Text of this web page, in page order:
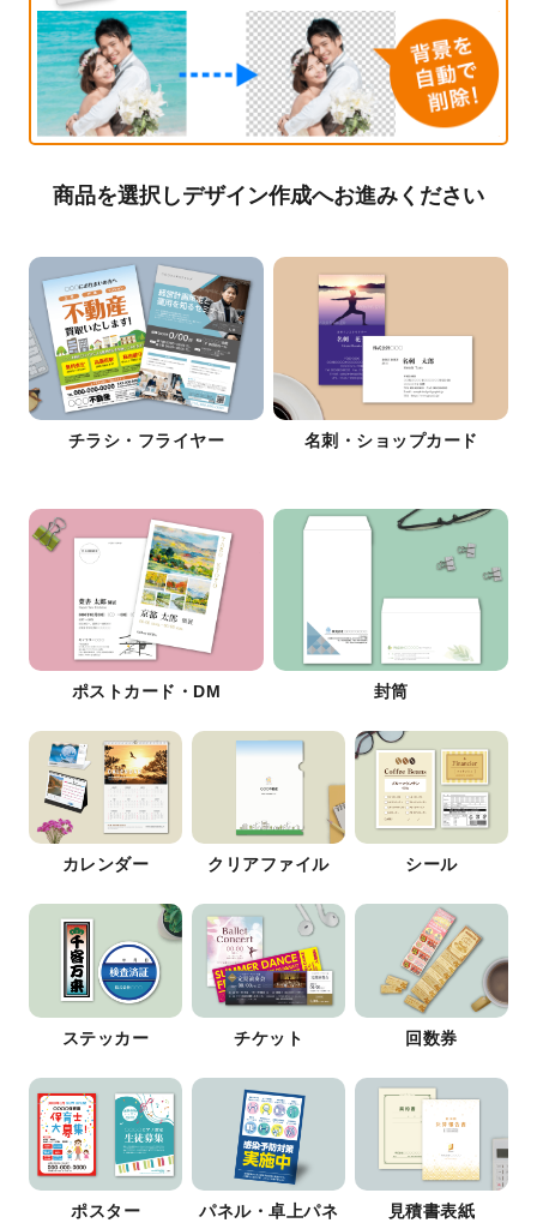
商品を選択しデザイン作成へお進みください
チラシ・フライヤー 名刺・ショップカード
ポストカード・DM 封筒
カレンダー クリアファイル シール
ステッカー チケット 回数券
ポスター
パネル・卓上パネ
見積書表紙